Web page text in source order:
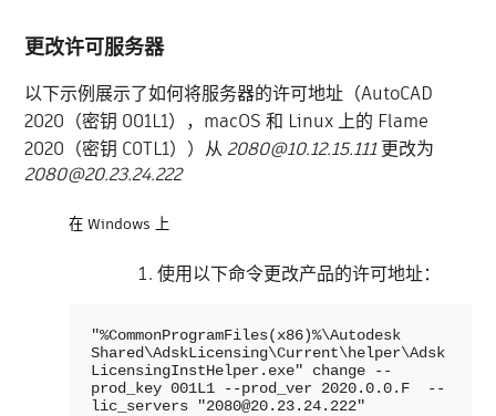
更改许可服务器
以下示例展示了如何将服务器的许可地址（AutoCAD
2020（密钥 001L1），macOS 和 Linux 上的 Flame
2020（密钥 C0TL1））从2080@10.12.15.111更改为
2080@20.23.24.222
在 Windows 上
使用以下命令更改产品的许可地址：
"%CommonProgramFiles(x86)%\Autodesk
Shared\AdskLicensing\Current\helper\Adsk
LicensingInstHelper.exe" change --
prod_key 001L1 --prod_ver 2020.0.0.F  --
lic_servers "2080@20.23.24.222"